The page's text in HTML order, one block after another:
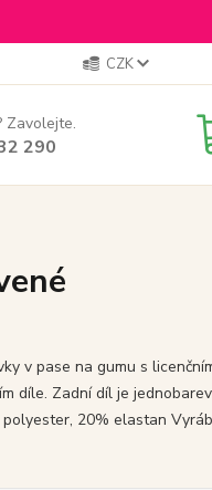
CZK
Zavolejte.
290
v pase na gumu s
díle. Zadní díl je
20% elastan